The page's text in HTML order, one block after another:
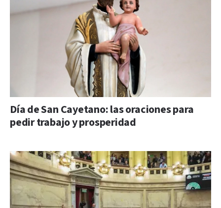
Día de San Cayetano: las oraciones para
pedir trabajo y prosperidad